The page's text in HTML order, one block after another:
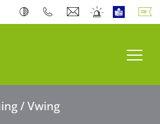
/ Vwing